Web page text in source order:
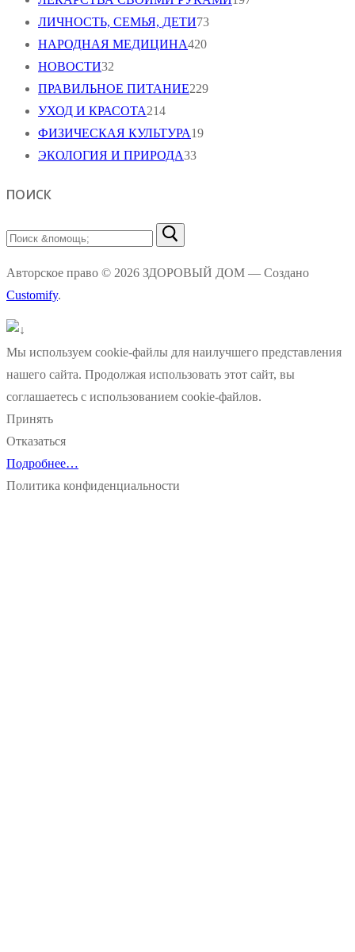
ЛИЧНОСТЬ, СЕМЬЯ, ДЕТИ73
НАРОДНАЯ МЕДИЦИНА420
НОВОСТИ32
ПРАВИЛЬНОЕ ПИТАНИЕ229
УХОД И КРАСОТА214
ФИЗИЧЕСКАЯ КУЛЬТУРА19
ЭКОЛОГИЯ И ПРИРОДА33
ПОИСК
Найти:
Авторское право © 2026 ЗДОРОВЫЙ ДОМ — Создано
Customify.
Мы используем cookie-файлы для наилучшего представления
нашего сайта. Продолжая использовать этот сайт, вы
соглашаетесь с использованием cookie-файлов.
Принять
Отказаться
Подробнее…
Политика конфиденциальности